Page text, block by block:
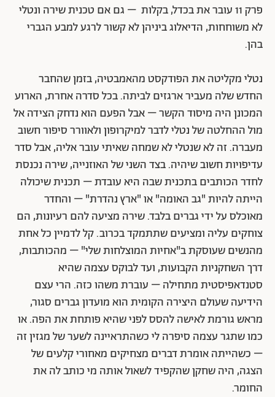
פרק 11 עובר את בכדל, בקלות – גם אם טכנית שירה ונטלי
לא משוחחות, הדיאלוג ביניהן לא קשור לרגע למבע הגברי
בהן.
נטלי מקליטה את הפודקסט מהאמבטיה, בזמן שהחבר
החדש שלה מעביר ארגזים לביתה. בכל סדרה אחרת, הארוע
המכונן היה מיסוד הקשר – אבל הפעם הוא נדחק הצידה אל
מול ההחלטה של נטלי לדבר למיקרופון ולאוורר סיפור חשוב
מעברה. זה לא שנטלי לא שמחה שאיתי עובר אליה, אבל סדר
עדיפויות חשוב שיהיה. בצד השני של האוזנייה, שירה נכנסת
לחדר הכותבים בתכנית שבה היא עובדת – תכנית שיכולה
הייתה להיות "גב האומה" או "ארץ נהדרת" – והחדר
מאוכלס על ידי גברים בלבד. שירה מציעה להם רעיונות, הם
צוחקים עליה ומציעים שתתמקד בכרוב. קל לדמיין כל אחת
מהנשים שעוסקת ב"אחיות המוצלחות שלי" – מהכותבות,
דרך השחקניות הקבועות, ועד לבוקס עצמה שהיא
סטנדאפיסטית מתחילה – עוברת משהו כזה. הרי עצם
הידיעה שעולם היצירה הקומית הוא מועדון גברים סגור,
מראש גורמת לאישה להסס לפני שהיא פותחת את הפה. או
כמו שתגר עצמה סיפרה לי כשהתראיינה לשער של מגזין זה
– כשהייתה אומרת דברים מצחיקים מאחורי קלעים של
הצגה, היה שחקן שהקפיד לשאול אותה מי כותב לה את
החומר.